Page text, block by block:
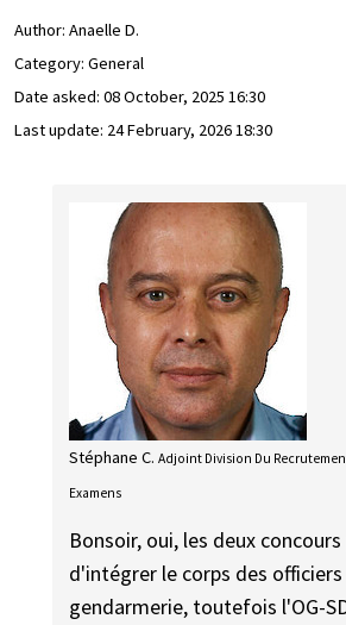
Author: Anaelle D.
Category: General
Date asked: 08 October, 2025 16:30
Last update: 24 February, 2026 18:30
Stéphane C. Adjoint Division Du
Examens
Bonsoir, oui, les deux
d'intégrer le corps des
gendarmerie, toutefois l'OG-